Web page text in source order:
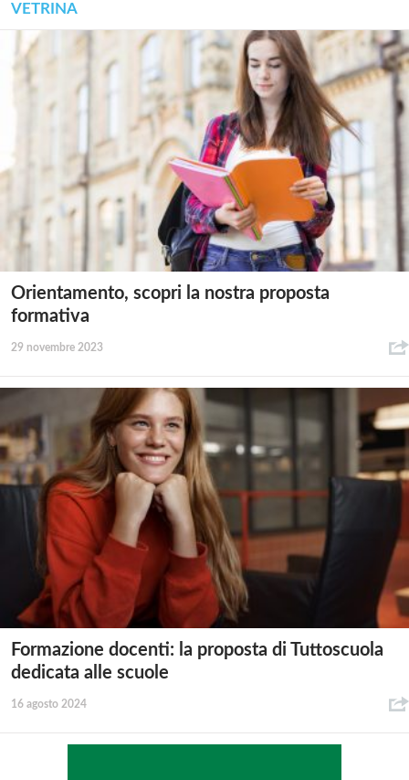
VETRINA
Orientamento, scopri la nostra proposta
formativa
29 novembre 2023
Formazione docenti: la proposta di Tuttoscuola
dedicata alle scuole
16 agosto 2024